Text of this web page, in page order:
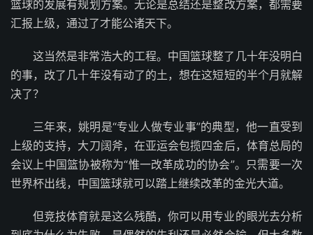
篮球的发展有规划方案。无论是总结还是整改方案，都需要
汇报上级，通过了才能公诸天下。
这当然是非常浩大的工程。中国篮球整了几十年没明白
的事，改了几十年没有动了的土，想在这短短的半个月就解
决了？
三年来，姚明是“专业人做专业事”的典型，他一直受到
上级的支持，大刀阔斧，在亚运会包揽四金后，体育总局的
会议上中国篮协被称为“惟一改革成功的协会”。只需要一次
世界杯出线，中国篮球就可以踏上继续改革的金光大道。
但竞技体育就是这么残酷，你可以用专业的眼光去分析